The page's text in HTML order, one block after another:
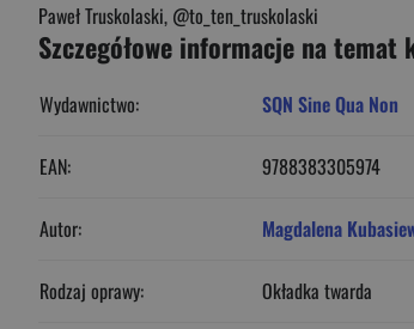
Paweł Truskolaski, @to_ten_truskolaski
Szczegółowe informacje na temat
Wydawnictwo: SQN Sine Qua Non
EAN: 9788383305974
Autor: Magdalena
Rodzaj oprawy: Okładka twarda